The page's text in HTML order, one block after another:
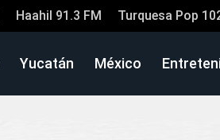
Haahil 91.3 FM Turquesa Pop
Yucatán México